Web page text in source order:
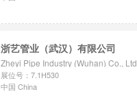
浙艺管业（武汉）有限公司
Zheyi Pipe Industry (Wuhan) Co., Ltd.
展位号：7.1H530
中国 China